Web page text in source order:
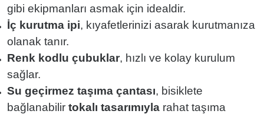
gibi ekipmanları asmak için idealdir.
İç kurutma ipi, kıyafetlerinizi asarak kurutmanıza
olanak tanır.
Renk kodlu çubuklar, hızlı ve kolay kurulum
sağlar.
Su geçirmez taşıma çantası, bisiklete
bağlanabilir tokalı tasarımıyla rahat taşıma